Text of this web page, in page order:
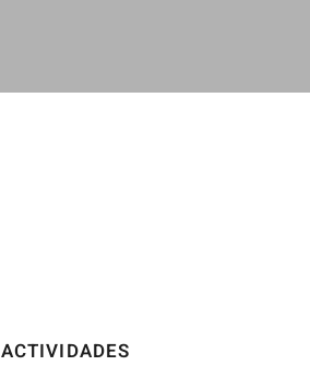
ACTIVIDADES